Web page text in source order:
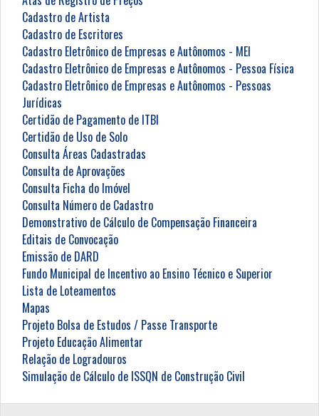
Cadastro de Artista
Cadastro de Escritores
Cadastro Eletrônico de Empresas e Autônomos - MEI
Cadastro Eletrônico de Empresas e Autônomos - Pessoa Física
Cadastro Eletrônico de Empresas e Autônomos - Pessoas
Jurídicas
Certidão de Pagamento de ITBI
Certidão de Uso de Solo
Consulta Áreas Cadastradas
Consulta de Aprovações
Consulta Ficha do Imóvel
Consulta Número de Cadastro
Demonstrativo de Cálculo de Compensação Financeira
Editais de Convocação
Emissão de DARD
Fundo Municipal de Incentivo ao Ensino Técnico e Superior
Lista de Loteamentos
Mapas
Projeto Bolsa de Estudos / Passe Transporte
Projeto Educação Alimentar
Relação de Logradouros
Simulação de Cálculo de ISSQN de Construção Civil